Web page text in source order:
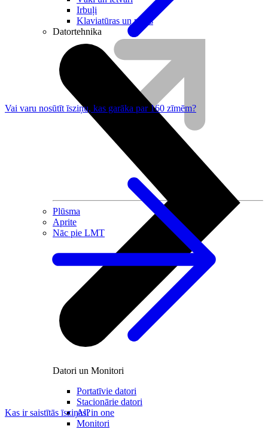
Plūsma
Aprite
Nāc pie LMT
Irbuļi
Klaviatūras un peles
Datortehnika
Datori un Monitori
Portatīvie datori
Stacionārie datori
All in one
Monitori
Vai varu nosūtīt īsziņu, kas garāka par 160 zīmēm?
Kas ir saistītās īsziņas?